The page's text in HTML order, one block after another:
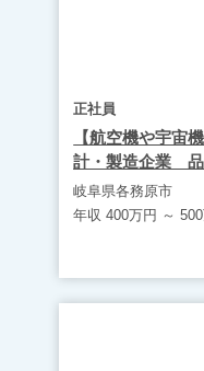
正社員
【航空機や宇宙
計・製造企業
岐阜県各務原市】
岐阜県各務原市